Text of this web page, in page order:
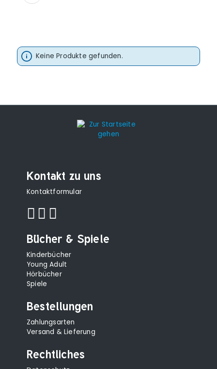
Keine Produkte gefunden.
Kontakt zu uns
Kontaktformular
Bücher & Spiele
Kinderbücher
Young Adult
Hörbücher
Spiele
Bestellungen
Zahlungsarten
Versand & Lieferung
Rechtliches